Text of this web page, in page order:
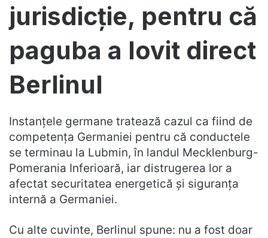
jurisdicție, pentru că
paguba a lovit direct
Berlinul
Instanțele germane tratează cazul ca fiind de
competența Germaniei pentru că conductele
se terminau la Lubmin, în landul Mecklenburg-
Pomerania Inferioară, iar distrugerea lor a
afectat securitatea energetică și siguranța
internă a Germaniei.
Cu alte cuvinte, Berlinul spune: nu a fost doar